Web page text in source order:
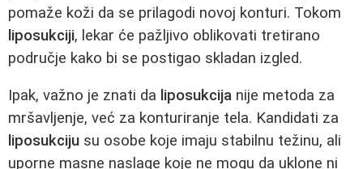
pomaže koži da se prilagodi novoj konturi. Tokom
liposukciji, lekar će pažljivo oblikovati tretirano
područje kako bi se postigao skladan izgled.
Ipak, važno je znati da liposukcija nije metoda za
mršavljenje, već za konturiranje tela. Kandidati za
liposukciju su osobe koje imaju stabilnu težinu, ali
uporne masne naslage koje ne mogu da uklone ni